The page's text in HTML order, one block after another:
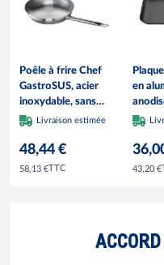
Poêle à frire Chef
GastroSUS, acier
inoxydable, sans
revêtement, 28 cm
Livraison estimée
48,44 €
58,13 € TTC
en
224 x
43,20 €